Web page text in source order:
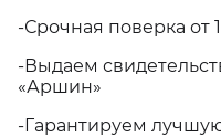
-Срочная поверка от
-Выдаем
«Аршин»
-Гарантируем